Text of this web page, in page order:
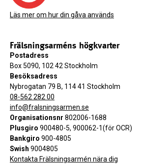
Läs mer om hur din gåva används
Frälsningsarméns högkvarter
Postadress
Box 5090, 102 42 Stockholm
Besöksadress
Nybrogatan 79 B, 114 41 Stockholm
08-562 282 00
info@fralsningsarmen.se
Organisationsnr 802006-1688
Plusgiro 900480-5, 900062-1(för OCR)
Bankgiro 900-4805
Swish 9004805
Kontakta Frälsningsarmén nära dig